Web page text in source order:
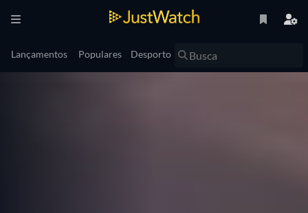
Lançamentos Populares Desporto